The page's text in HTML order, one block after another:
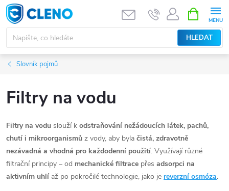
Přejít
na
obsah
HLEDAT
NÁKUPNÍ
KOŠÍK
Slovník pojmů
Filtry na vodu
Filtry na vodu slouží k odstraňování nežádoucích látek, pachů,
chutí i mikroorganismů z vody, aby byla čistá, zdravotně
nezávadná a vhodná pro každodenní použití. Využívají různé
filtrační principy – od mechanické filtrace přes adsorpci na
aktivním uhlí až po pokročilé technologie, jako je reverzní osmóza.